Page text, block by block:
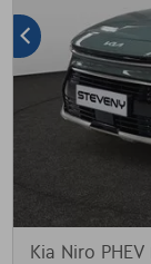
Kia Niro PHEV